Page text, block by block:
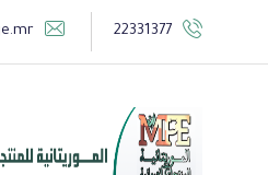
22331377